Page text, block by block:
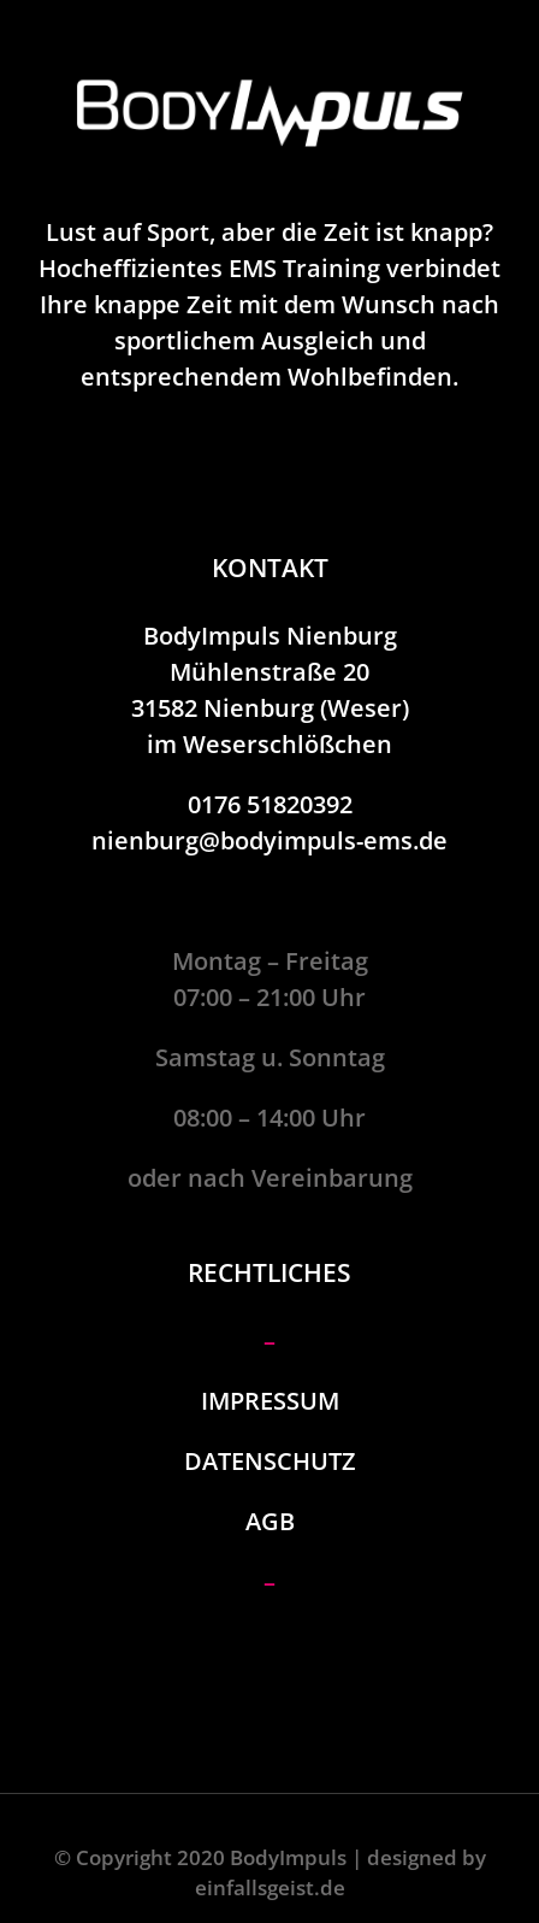
Lust auf Sport, aber die Zeit ist knapp?
Hocheffizientes EMS Training verbindet
Ihre knappe Zeit mit dem Wunsch nach
sportlichem Ausgleich und
entsprechendem Wohlbefinden.
KONTAKT
BodyImpuls Nienburg
Mühlenstraße 20
31582 Nienburg (Weser)
im Weserschlößchen
0176 51820392
nienburg@bodyimpuls-ems.de
Montag – Freitag
07:00 – 21:00 Uhr
Samstag u. Sonntag
08:00 – 14:00 Uhr
oder nach Vereinbarung
RECHTLICHES
–
IMPRESSUM
DATENSCHUTZ
AGB
–
© Copyright 2020 BodyImpuls | designed by
einfallsgeist.de